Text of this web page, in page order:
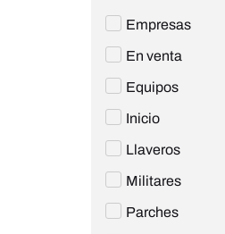
Empresas
En venta
Equipos
Inicio
Llaveros
Militares
Parches